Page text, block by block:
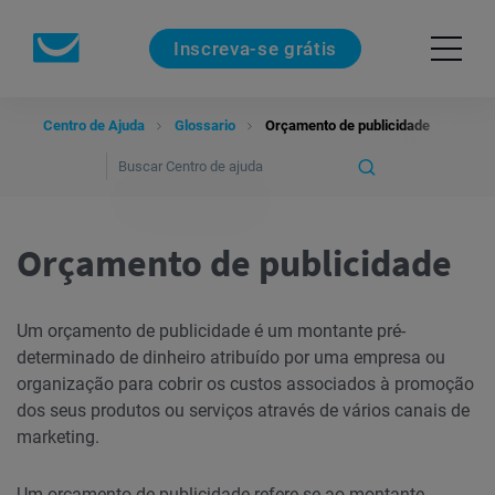
Inscreva-se grátis
Centro de Ajuda Glossario Orçamento de publicidade
Orçamento de publicidade
Um orçamento de publicidade é um montante pré-
determinado de dinheiro atribuído por uma empresa ou
organização para cobrir os custos associados à promoção
dos seus produtos ou serviços através de vários canais de
marketing.